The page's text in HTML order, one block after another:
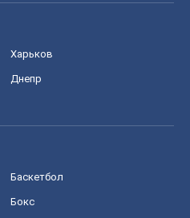
Харьков
Днепр
Баскетбол
Бокс